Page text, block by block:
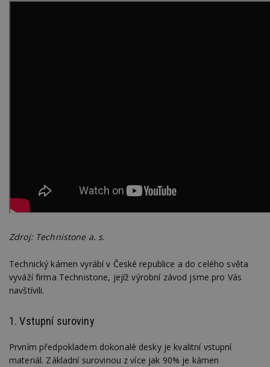
Zdroj: Technistone a. s.
Technický kámen vyrábí v České republice a do celého světa
vyváží firma Technistone, jejíž výrobní závod jsme pro Vás
navštívili.
1. Vstupní suroviny
Prvním předpokladem dokonalé desky je kvalitní vstupní
materiál. Základní surovinou z více jak 90% je kámen